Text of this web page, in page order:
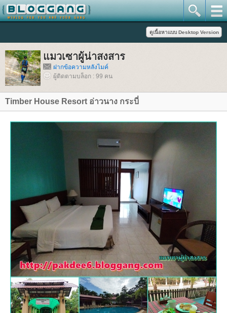
มวเซาผู้น่าสงสาร
ฝากข้อความหลังไมค์
ผู้ติดตามบล็อก : 99 คน
Timber House Resort อ่าวนาง กระบี่